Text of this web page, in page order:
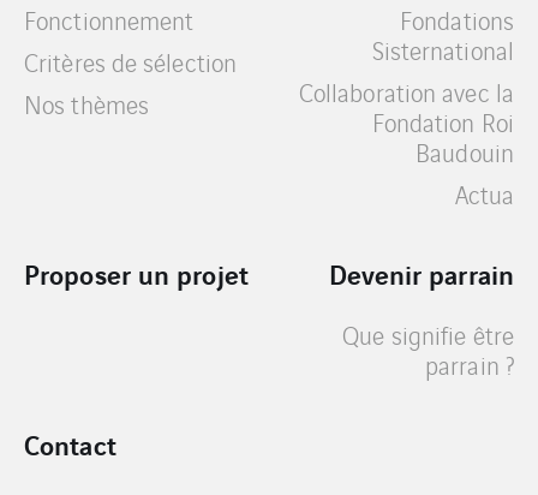
Fonctionnement
Critères de sélection
Nos thèmes
Fondations
Sisternational
Collaboration avec la
Fondation Roi
Baudouin
Actua
Proposer un projet Devenir parrain
Que signifie être
parrain ?
Contact